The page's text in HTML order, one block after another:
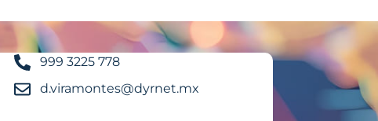
999 3225 778
d.viramontes@dyrnet.mx